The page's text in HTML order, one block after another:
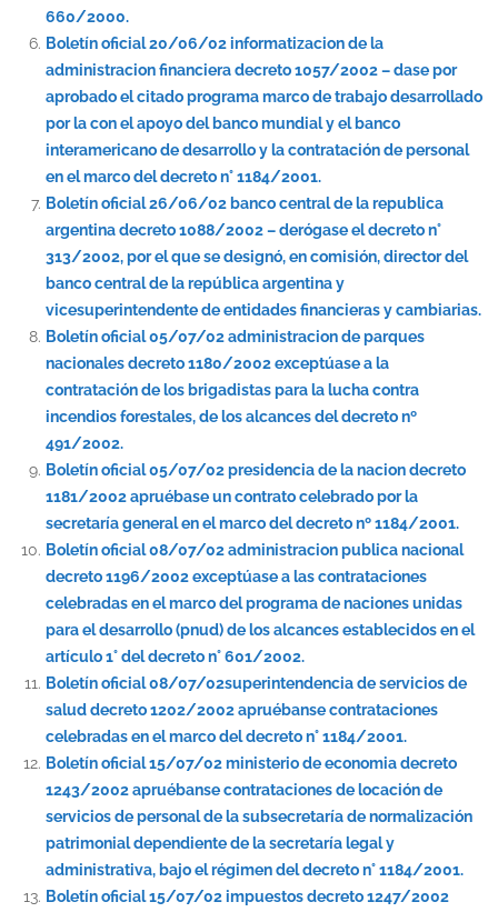
660/2000.
Boletín oficial 20/06/02 informatizacion de la
administracion financiera decreto 1057/2002 – dase por
aprobado el citado programa marco de trabajo desarrollado
por la con el apoyo del banco mundial y el banco
interamericano de desarrollo y la contratación de personal
en el marco del decreto n° 1184/2001.
Boletín oficial 26/06/02 banco central de la republica
argentina decreto 1088/2002 – derógase el decreto n°
313/2002, por el que se designó, en comisión, director del
banco central de la república argentina y
vicesuperintendente de entidades financieras y cambiarias.
Boletín oficial 05/07/02 administracion de parques
nacionales decreto 1180/2002 exceptúase a la
contratación de los brigadistas para la lucha contra
incendios forestales, de los alcances del decreto nº
491/2002.
Boletín oficial 05/07/02 presidencia de la nacion decreto
1181/2002 apruébase un contrato celebrado por la
secretaría general en el marco del decreto nº 1184/2001.
Boletín oficial 08/07/02 administracion publica nacional
decreto 1196/2002 exceptúase a las contrataciones
celebradas en el marco del programa de naciones unidas
para el desarrollo (pnud) de los alcances establecidos en el
artículo 1° del decreto n° 601/2002.
Boletín oficial 08/07/02superintendencia de servicios de
salud decreto 1202/2002 apruébanse contrataciones
celebradas en el marco del decreto n° 1184/2001.
Boletín oficial 15/07/02 ministerio de economia decreto
1243/2002 apruébanse contrataciones de locación de
servicios de personal de la subsecretaría de normalización
patrimonial dependiente de la secretaría legal y
administrativa, bajo el régimen del decreto n° 1184/2001.
Boletín oficial 15/07/02 impuestos decreto 1247/2002